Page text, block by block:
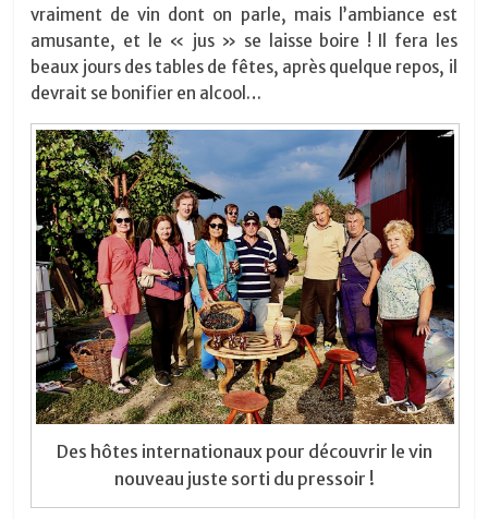
vraiment de vin dont on parle, mais l’ambiance est
amusante, et le « jus » se laisse boire ! Il fera les
beaux jours des tables de fêtes, après quelque repos, il
devrait se bonifier en alcool…
Des hôtes internationaux pour découvrir le vin
nouveau juste sorti du pressoir !